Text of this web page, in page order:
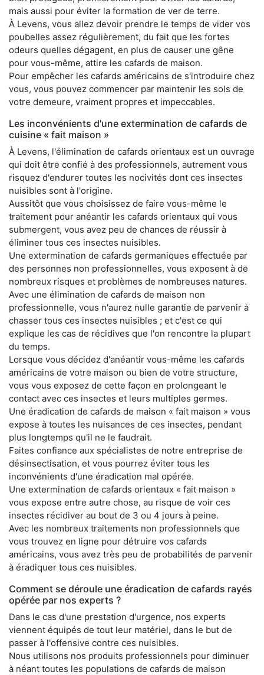
mais aussi pour éviter la formation de ver de terre.
À Levens, vous allez devoir prendre le temps de vider vos
poubelles assez régulièrement, du fait que les fortes
odeurs quelles dégagent, en plus de causer une gêne
pour vous-même, attire les cafards de maison.
Pour empêcher les cafards américains de s'introduire chez
vous, vous pouvez commencer par maintenir les sols de
votre demeure, vraiment propres et impeccables.
Les inconvénients d'une extermination de cafards de
cuisine « fait maison »
À Levens, l'élimination de cafards orientaux est un ouvrage
qui doit être confié à des professionnels, autrement vous
risquez d'endurer toutes les nocivités dont ces insectes
nuisibles sont à l'origine.
Aussitôt que vous choisissez de faire vous-même le
traitement pour anéantir les cafards orientaux qui vous
submergent, vous avez peu de chances de réussir à
éliminer tous ces insectes nuisibles.
Une extermination de cafards germaniques effectuée par
des personnes non professionnelles, vous exposent à de
nombreux risques et problèmes de nombreuses natures.
Avec une élimination de cafards de maison non
professionnelle, vous n'aurez nulle garantie de parvenir à
chasser tous ces insectes nuisibles ; et c'est ce qui
explique les cas de récidives que l'on rencontre la plupart
du temps.
Lorsque vous décidez d'anéantir vous-même les cafards
américains de votre maison ou bien de votre structure,
vous vous exposez de cette façon en prolongeant le
contact avec ces insectes et leurs multiples germes.
Une éradication de cafards de maison « fait maison » vous
expose à toutes les nuisances de ces insectes, pendant
plus longtemps qu'il ne le faudrait.
Faites confiance aux spécialistes de notre entreprise de
désinsectisation, et vous pourrez éviter tous les
inconvénients d'une éradication mal opérée.
Une extermination de cafards orientaux « fait maison »
vous expose entre autre chose, au risque de voir ces
insectes récidiver au bout de 3 ou 4 jours à peine.
Avec les nombreux traitements non professionnels que
vous trouvez en ligne pour détruire vos cafards
américains, vous avez très peu de probabilités de parvenir
à éradiquer tous ces nuisibles.
Comment se déroule une éradication de cafards rayés
opérée par nos experts ?
Dans le cas d'une prestation d'urgence, nos experts
viennent équipés de tout leur matériel, dans le but de
passer à l'offensive contre ces nuisibles.
Nous utilisons nos produits professionnels pour diminuer
à néant toutes les populations de cafards de maison